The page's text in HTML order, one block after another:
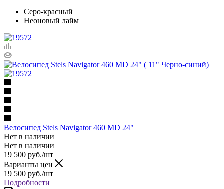
Серо-красный
Неоновый лайм
Велосипед Stels Navigator 460 MD 24"
Нет в наличии
Нет в наличии
19 500 руб./шт
Варианты цен
19 500 руб./шт
Подробности